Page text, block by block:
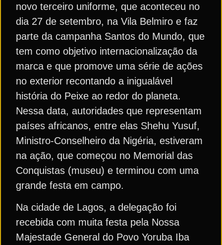
novo terceiro uniforme, que aconteceu no
dia 27 de setembro, na Vila Belmiro e faz
parte da campanha Santos do Mundo, que
tem como objetivo internacionalização da
marca e que promove uma série de ações
no exterior recontando a inigualável
história do Peixe ao redor do planeta.
Nessa data, autoridades que representam
países africanos, entre elas Shehu Yusuf,
Ministro-Conselheiro da Nigéria, estiveram
na ação, que começou no Memorial das
Conquistas (museu) e terminou com uma
grande festa em campo.
Na cidade de Lagos, a delegação foi
recebida com muita festa pela Nossa
Majestade General do Povo Yoruba Iba